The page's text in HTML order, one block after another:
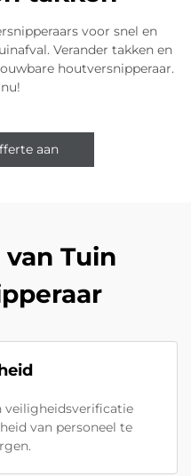
voor snel en
Verander takken en
houtversnipperaar.
aan
Tuin
veiligheidsverificatie
van personeel te